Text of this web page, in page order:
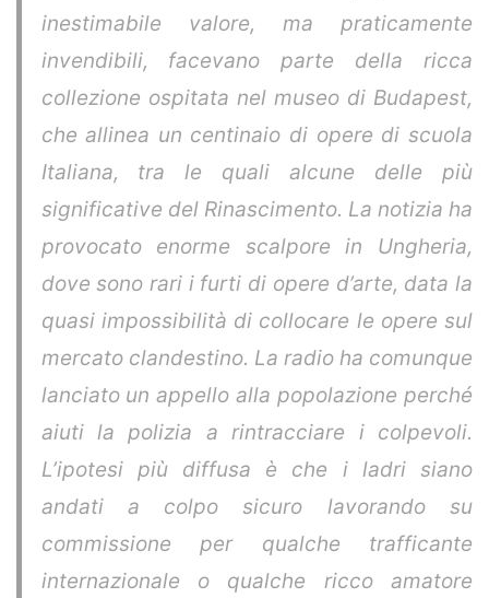
inestimabile valore, ma praticamente
invendibili, facevano parte della ricca
collezione ospitata nel museo di Budapest,
che allinea un centinaio di opere di scuola
Italiana, tra le quali alcune delle più
significative del Rinascimento. La notizia ha
provocato enorme scalpore in Ungheria,
dove sono rari i furti di opere d’arte, data la
quasi impossibilità di collocare le opere sul
mercato clandestino. La radio ha comunque
lanciato un appello alla popolazione perché
aiuti la polizia a rintracciare i colpevoli.
L’ipotesi più diffusa è che i ladri siano
andati a colpo sicuro lavorando su
commissione per qualche trafficante
internazionale o qualche ricco amatore